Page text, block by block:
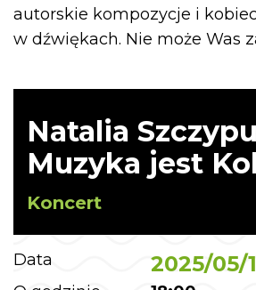
autorskie kompozycje i
w dźwiękach. Nie może Was
Natalia
Muzyka jest
Koncert
Data 2025/05/